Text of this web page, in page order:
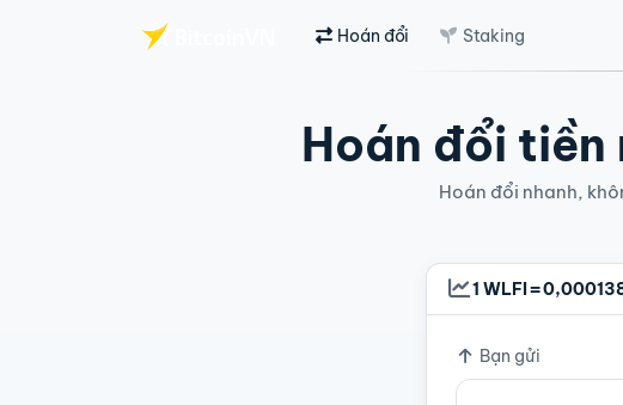
Hoán đổi Staking
Hoán đổi
Hoán đổi nhanh,
Tỷ giá
1 WLFI=
Bạn gửi